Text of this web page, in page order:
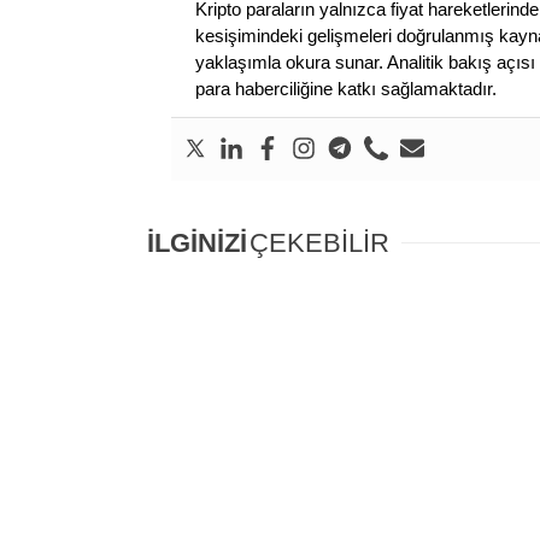
Kripto paraların yalnızca fiyat
kesişimindeki gelişmeleri doğrulanmış
yaklaşımla okura sunar. Analitik bakış
para haberciliğine katkı sağlamaktadır.
İLGİNİZİÇEKEBİLİR